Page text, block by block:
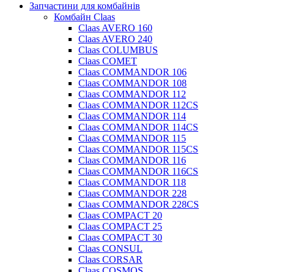
Запчастини для комбайнів
Комбайн Claas
Claas AVERO 160
Claas AVERO 240
Claas COLUMBUS
Claas COMET
Claas COMMANDOR 106
Claas COMMANDOR 108
Claas COMMANDOR 112
Claas COMMANDOR 112CS
Claas COMMANDOR 114
Claas COMMANDOR 114CS
Claas COMMANDOR 115
Claas COMMANDOR 115CS
Claas COMMANDOR 116
Claas COMMANDOR 116CS
Claas COMMANDOR 118
Claas COMMANDOR 228
Claas COMMANDOR 228CS
Claas COMPACT 20
Claas COMPACT 25
Claas COMPACT 30
Claas CONSUL
Claas CORSAR